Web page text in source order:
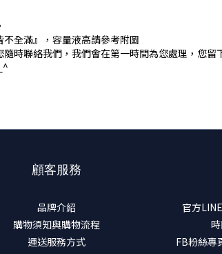
全滿』，容量液高請參考附圖
時聯絡我們，我們會在第一時間為您處理，您
顧客服務
品牌介紹
購物須知與購物流程
運送服務方式
官方
FB粉絲專